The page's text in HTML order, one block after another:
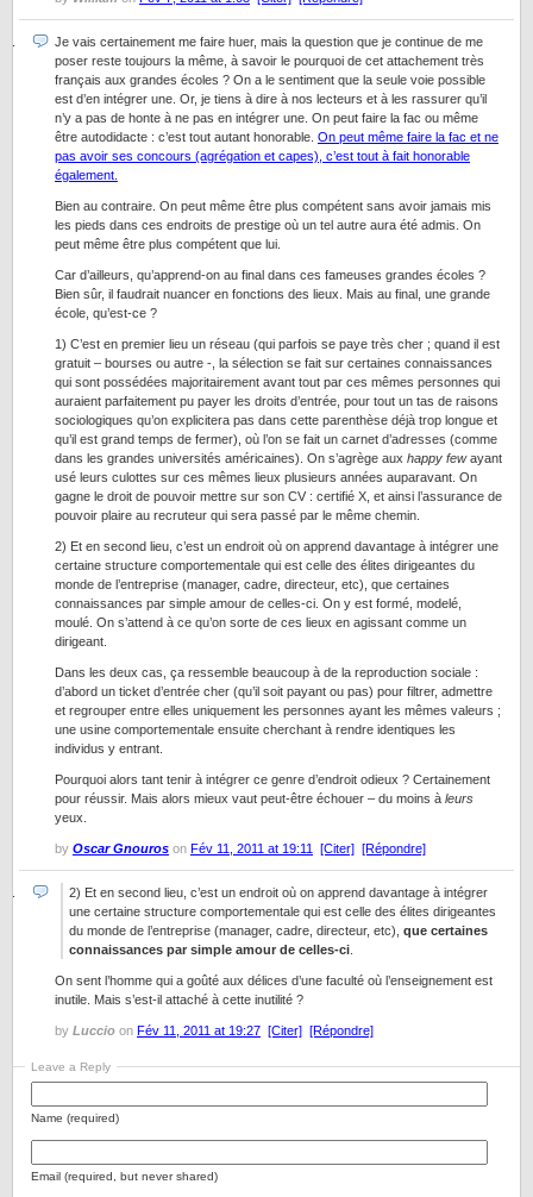
Je vais certainement me faire huer, mais la question que je continue de me
poser reste toujours la même, à savoir le pourquoi de cet attachement très
français aux grandes écoles ? On a le sentiment que la seule voie possible
est d’en intégrer une. Or, je tiens à dire à nos lecteurs et à les rassurer qu’il
n’y a pas de honte à ne pas en intégrer une. On peut faire la fac ou même
être autodidacte : c’est tout autant honorable. On peut même faire la fac et ne
pas avoir ses concours (agrégation et capes), c’est tout à fait honorable
également.
Bien au contraire. On peut même être plus compétent sans avoir jamais mis
les pieds dans ces endroits de prestige où un tel autre aura été admis. On
peut même être plus compétent que lui.
Car d’ailleurs, qu’apprend-on au final dans ces fameuses grandes écoles ?
Bien sûr, il faudrait nuancer en fonctions des lieux. Mais au final, une grande
école, qu’est-ce ?
1) C’est en premier lieu un réseau (qui parfois se paye très cher ; quand il est
gratuit – bourses ou autre -, la sélection se fait sur certaines connaissances
qui sont possédées majoritairement avant tout par ces mêmes personnes qui
auraient parfaitement pu payer les droits d’entrée, pour tout un tas de raisons
sociologiques qu’on explicitera pas dans cette parenthèse déjà trop longue et
qu’il est grand temps de fermer), où l’on se fait un carnet d’adresses (comme
dans les grandes universités américaines). On s’agrège aux happy fewayant
usé leurs culottes sur ces mêmes lieux plusieurs années auparavant. On
gagne le droit de pouvoir mettre sur son CV : certifié X, et ainsi l’assurance de
pouvoir plaire au recruteur qui sera passé par le même chemin.
2) Et en second lieu, c’est un endroit où on apprend davantage à intégrer une
certaine structure comportementale qui est celle des élites dirigeantes du
monde de l’entreprise (manager, cadre, directeur, etc), que certaines
connaissances par simple amour de celles-ci. On y est formé, modelé,
moulé. On s’attend à ce qu’on sorte de ces lieux en agissant comme un
dirigeant.
Dans les deux cas, ça ressemble beaucoup à de la reproduction sociale :
d’abord un ticket d’entrée cher (qu’il soit payant ou pas) pour filtrer, admettre
et regrouper entre elles uniquement les personnes ayant les mêmes valeurs ;
une usine comportementale ensuite cherchant à rendre identiques les
individus y entrant.
Pourquoi alors tant tenir à intégrer ce genre d’endroit odieux ? Certainement
pour réussir. Mais alors mieux vaut peut-être échouer – du moins à leurs
yeux.
by Oscar Gnouros on Fév 11, 2011 at 19:11 [Citer] [Répondre]
2) Et en second lieu, c’est un endroit où on apprend davantage à intégrer
une certaine structure comportementale qui est celle des élites dirigeantes
du monde de l’entreprise (manager, cadre, directeur, etc), que certaines
connaissances par simple amour de celles-ci
On sent l’homme qui a goûté aux délices d’une faculté où l’enseignement est
inutile. Mais s’est-il attaché à cette inutilité ?
by Luccio on Fév 11, 2011 at 19:27 [Citer] [Répondre]
Leave a Reply
Name (required)
Email (required, but never shared)